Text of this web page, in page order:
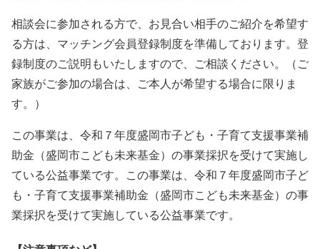
相談会に参加される方で、お見合い相手のご紹介を希望す
る方は、マッチング会員登録制度を準備しております。登
録制度のご説明もいたしますので、ご相談ください。（ご
家族がご参加の場合は、ご本人が希望する場合に限りま
す。）
この事業は、令和７年度盛岡市子ども・子育て支援事業補
助金（盛岡市こども未来基金）の事業採択を受けて実施し
ている公益事業です。この事業は、令和７年度盛岡市子ど
も・子育て支援事業補助金（盛岡市こども未来基金）の事
業採択を受けて実施している公益事業です。